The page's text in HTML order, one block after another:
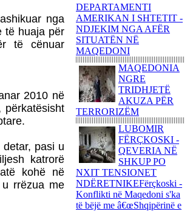
nga
të huaja për
të cënuar
2010 në
pasi u
katrorë
kohë në
rrëzua me
PAUL GAUGUIN - NJË
UDHËTIM DREJT
VENDEVE
IDILIKEEkspozita e
Fondation Beyeler propozon
një nga ngjarjet kulturore
pikante të vitit 2015
PërkujtimMARIAN TUNAJ
- VEPRIMTAR I SHQUAR
PËR LIRINË DHE
PAVARËSINË E
KOSOVËS
Ohridsky - UASHINGTONI
BLLOKON LLOGARITË
DHE PRONAT E
POLITIKANËVE
MAQEDONAS
DEPARTAMENTI
AMERIKAN I SHTETIT -
NDJEKIM NGA AFËR
SITUATËN NË
MAQEDONI
MAQEDONIA
NGRE
TRIDHJETË
AKUZA PËR
TERRORIZËM
LUBOMIR
FËRÇKOSKI -
QEVERIA NË
SHKUP PO
NXIT TENSIONET
NDËRETNIKEFërçkoski -
Konflikti në Maqedoni s'ka
të bëjë me â€œShqipërinë e